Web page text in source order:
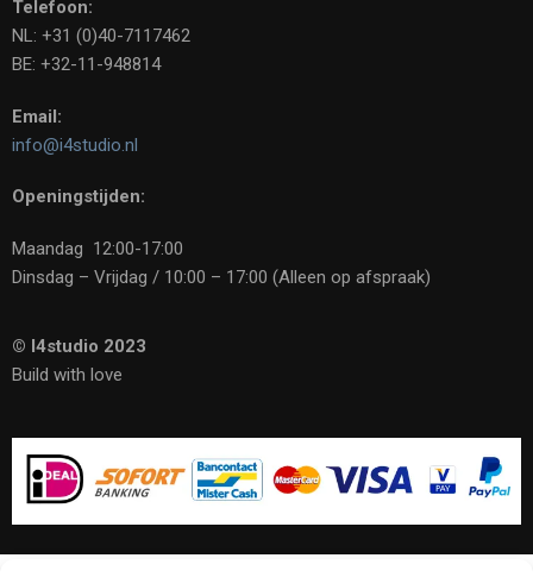
Telefoon:
NL: +31 (0)40-7117462
BE: +32-11-948814
Email:
info@i4studio.nl
Openingstijden:
Maandag 12:00-17:00
Dinsdag – Vrijdag / 10:00 – 17:00 (Alleen op afspraak)
© I4studio 2023
Build with love